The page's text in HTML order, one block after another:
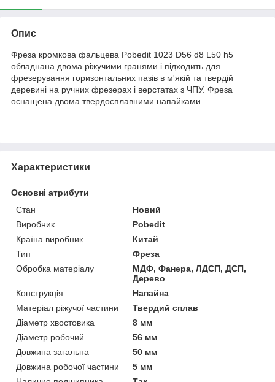
Опис
Фреза кромкова фальцева Pobedit 1023 D56 d8 L50 h5
обладнана двома ріжучими гранями і підходить для
фрезерування горизонтальних пазів в м'якій та твердій
деревині на ручних фрезерах і верстатах з ЧПУ. Фреза
оснащена двома твердосплавними напайками.
Характеристики
Основні атрибути
Стан
Новий
Виробник
Pobedit
Країна виробник
Китай
Тип
Фреза
Обробка матеріалу
МДФ, Фанера, ЛДСП, ДСП,
Дерево
Конструкція
Напайна
Матеріал ріжучої частини
Твердий сплав
Діаметр хвостовика
8 мм
Діаметр робочий
56 мм
Довжина загальна
50 мм
Довжина робочої частини
5 мм